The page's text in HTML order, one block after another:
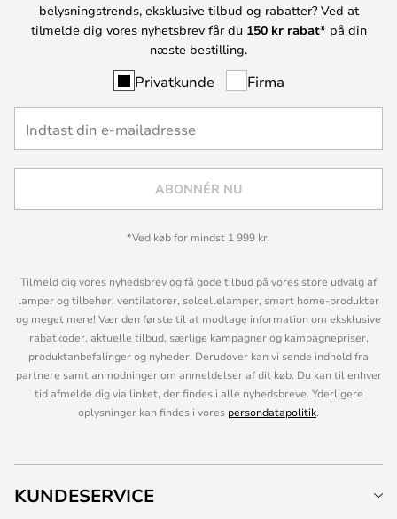
belysningstrends, eksklusive tilbud og rabatter? Ved at
tilmelde dig vores nyhetsbrev får du 150 kr rabat* på din
næste bestilling.
Privatkunde Firma
ABONNÉR NU
*Ved køb for mindst 1 999 kr.
Tilmeld dig vores nyhedsbrev og få gode tilbud på vores store udvalg af
lamper og tilbehør, ventilatorer, solcellelamper, smart home-produkter
og meget mere! Vær den første til at modtage information om eksklusive
rabatkoder, aktuelle tilbud, særlige kampagner og kampagnepriser,
produktanbefalinger og nyheder. Derudover kan vi sende indhold fra
partnere samt anmodninger om anmeldelser af dit køb. Du kan til enhver
tid afmelde dig via linket, der findes i alle nyhedsbreve. Yderligere
oplysninger kan findes i vores persondatapolitik.
KUNDESERVICE